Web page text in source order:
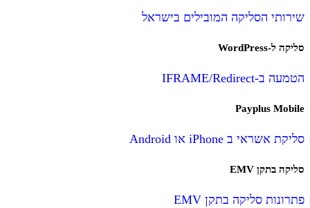
שירותי הסליקה המובילים בישראל
סליקה ל-WordPress
הטמעה ב-IFRAME/Redirect
Payplus Mobile
סליקת אשראי ב iPhone או Android
סליקה בתקן EMV
פתרונות סליקה בתקן EMV